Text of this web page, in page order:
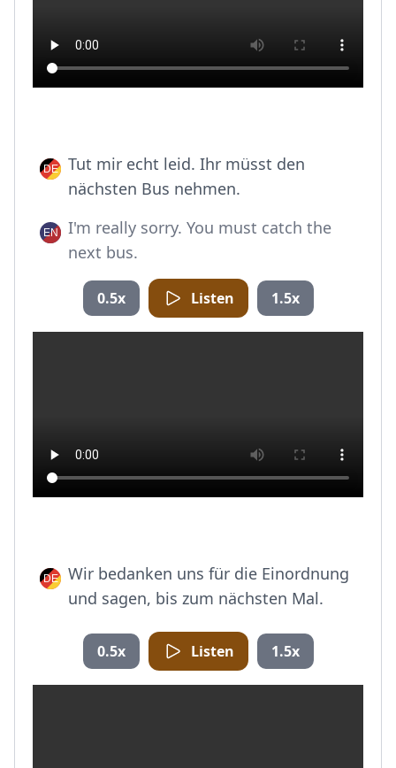
Tut mir echt leid. Ihr müsst den
nächsten Bus nehmen.
I'm really sorry. You must catch the
next bus.
0.5x Listen 1.5x
Wir bedanken uns für die Einordnung
und sagen, bis zum nächsten Mal.
0.5x Listen 1.5x